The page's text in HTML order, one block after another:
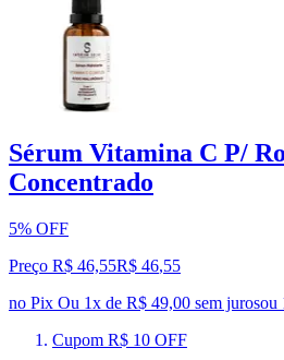
Sérum Vitamina C P/
Concentrado
5% OFF
Preço R$ 46,55R$ 46,55
no Pix Ou 1x de R$ 49,00 sem jurosou
Cupom R$ 10 OFF